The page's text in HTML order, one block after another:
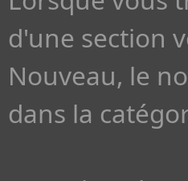
d'une section
Nouveau, le
dans la